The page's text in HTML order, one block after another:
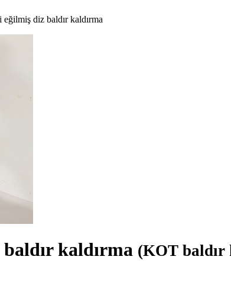
eğilmiş diz baldır kaldırma
kaldırma (KOT baldır